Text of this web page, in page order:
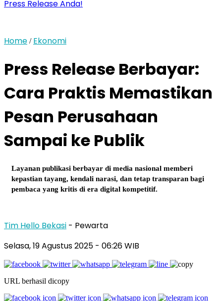
Press Release Anda!
Home / Ekonomi
Press Release Berbayar:
Cara Praktis Memastikan
Pesan Perusahaan
Sampai ke Publik
Layanan publikasi berbayar di media nasional memberi
kepastian tayang, kendali narasi, dan tetap transparan bagi
pembaca yang kritis di era digital kompetitif.
Tim Hello Bekasi - Pewarta
Selasa, 19 Agustus 2025 - 06:26 WIB
URL berhasil dicopy